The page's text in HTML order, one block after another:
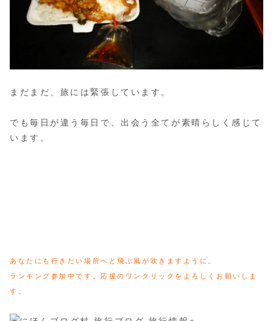
まだまだ、旅には緊張しています。
でも毎日が違う毎日で、出会う全てが素晴らしく感じて
います。
あなたにも行きたい場所へと飛ぶ風が吹きますように。
ランキング参加中です。応援のワンクリックをよろしくお願いしま
す。